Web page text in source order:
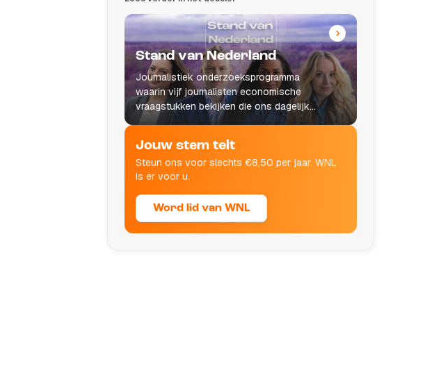
Stand van Nederland
Journalistiek onderzoeksprogramma
waarin vijf journalisten economische
vraagstukken bekijken die ons dagelijks
leven raken.
Jouw stem telt
Steun ons voor slechts €8,50 per jaar. WNL
is er voor u.
Word lid van WNL